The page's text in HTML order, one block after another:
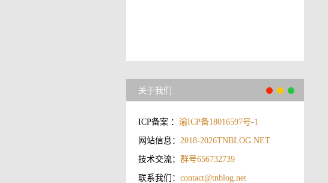
关于我们
ICP备案 ：渝ICP备18016597号-1
网站信息：2018-2026TNBLOG.NET
技术交流：群号656732739
联系我们：contact@tnblog.net